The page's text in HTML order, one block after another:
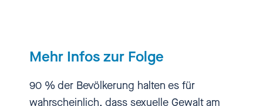
ich sexualisierte Gewalt in
möglich halte, erst dann kann ich
Mehr Infos zur Folge
90 % der Bevölkerung halten es für
wahrscheinlich, dass sexuelle Gewalt am